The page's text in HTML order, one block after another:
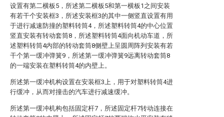
设置有第二横板5，所述第二横板5和第一横板1之间安装
有若干个安装框3，所述安装框3的其中一侧竖直设置有用
于进行减速防撞的塑料转筒4，所述塑料转筒4的中心位置
竖直安装有转动套筒8，所述塑料转筒4面向机动车道，所
述塑料转筒4内部的转动套筒8侧壁上呈圆周阵列安装有若
干个第一缓冲弹簧9，所述第一缓冲弹簧9远离转动套筒8
的一端安装在塑料转筒4的内壁上。
所述第一缓冲机构设置在安装框3上，用于对塑料转筒4进
行缓冲，从而对撞击的汽车进行减速缓冲。
所述第一缓冲机构包括固定杆7，所述固定杆7转动连接在